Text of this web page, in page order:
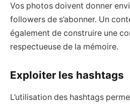
Vos photos doivent donner
followers de s’abonner. Un
également de construire une
respectueuse de la mémoire.
Exploiter les hashtags
L’utilisation des hashtags